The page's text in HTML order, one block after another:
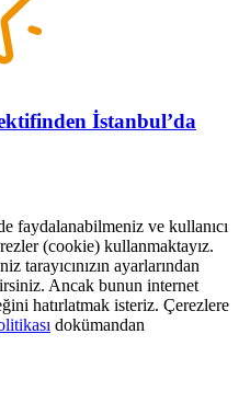
İstanbul’da
faydalanabilmeniz ve kullanıcı
(cookie) kullanmaktayız.
tarayıcınızın ayarlarından
Ancak bunun internet
hatırlatmak isteriz. Çerezlere
dokümandan